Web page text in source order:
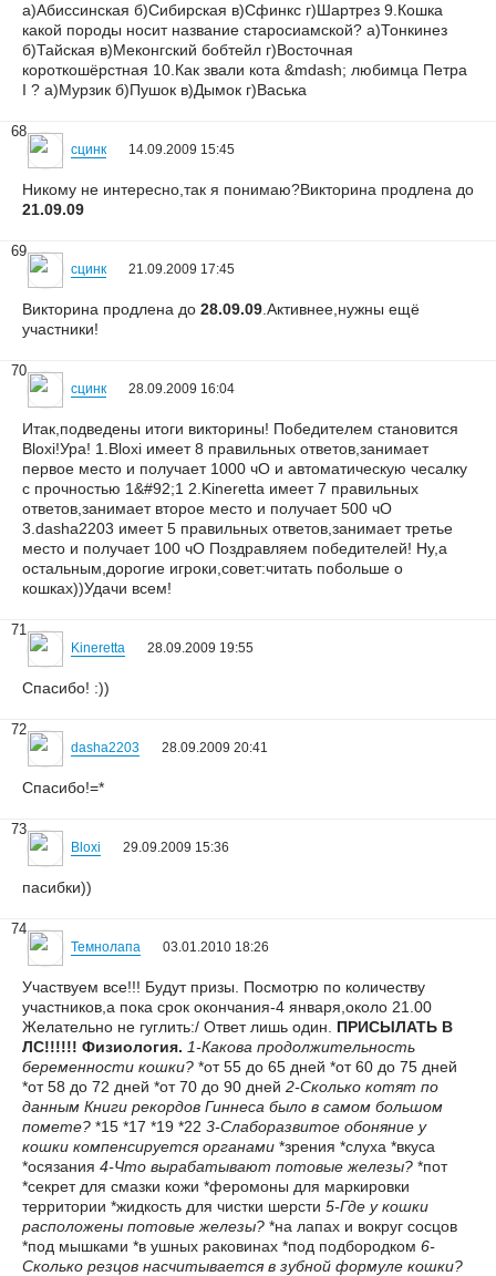
а)Абиссинская б)Сибирская в)Сфинкс г)Шартрез 9.Кошка
какой породы носит название старосиамской? а)Тонкинез
б)Тайская в)Меконгский бобтейл г)Восточная
короткошёрстная 10.Как звали кота &mdash; любимца Петра
I ? а)Мурзик б)Пушок в)Дымок г)Васька
68
сцинк 14.09.2009 15:45
Никому не интересно,так я понимаю?Викторина продлена до
21.09.09
69
сцинк 21.09.2009 17:45
Викторина продлена до 28.09.09 .Активнее,нужны ещё
участники!
70
сцинк 28.09.2009 16:04
Итак,подведены итоги викторины! Победителем становится
Bloxi!Ура! 1.Bloxi имеет 8 правильных ответов,занимает
первое место и получает 1000 чО и автоматическую чесалку
с прочностью 1&#92;1 2.Kineretta имеет 7 правильных
ответов,занимает второе место и получает 500 чО
3.dasha2203 имеет 5 правильных ответов,занимает третье
место и получает 100 чО Поздравляем победителей! Ну,а
остальным,дорогие игроки,совет:читать побольше о
кошках))Удачи всем!
71
Kineretta 28.09.2009 19:55
Спасибо! :))
72
dasha2203 28.09.2009 20:41
Спасибо!=*
73
Bloxi 29.09.2009 15:36
пасибки))
74
Темнолапа 03.01.2010 18:26
Участвуем все!!! Будут призы. Посмотрю по количеству
участников,а пока срок окончания-4 января,около 21.00
Желательно не гуглить:/ Ответ лишь один. ПРИСЫЛАТЬ В
ЛС!!!!!! Физиология. 1-Какова продолжительность
беременности кошки? *от 55 до 65 дней *от 60 до 75 дней
*от 58 до 72 дней *от 70 до 90 дней 2-Сколько котят по
данным Книги рекордов Гиннеса было в самом большом
помете? *15 *17 *19 *22 3-Слаборазвитое обоняние у
кошки компенсируется органами *зрения *слуха *вкуса
*осязания 4-Что вырабатывают потовые железы? *пот
*секрет для смазки кожи *феромоны для маркировки
территории *жидкость для чистки шерсти 5-Где у кошки
расположены потовые железы? *на лапах и вокруг сосцов
*под мышками *в ушных раковинах *под подбородком 6-
Сколько резцов насчитывается в зубной формуле кошки?